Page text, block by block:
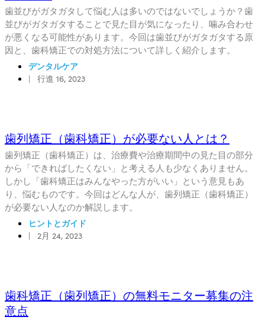
歯並びがガタガタして悩む人は多いのではないでしょうか？歯
並びがガタガタすることで見た目が気になったり、噛み合わせ
が悪くなる可能性があります。今回は歯並びがガタガタする原
因と、歯科矯正での対処方法について詳しく紹介します。
デンタルケア
|
行進 16, 2023
歯列矯正（歯科矯正）が必要ない人とは？
歯列矯正（歯科矯正）は、治療費や治療期間中の見た目の部分
から「できればしたくない」と考える人も少なくありません。
しかし「歯科矯正はみんなやった方がいい」という意見もあ
り、悩むものです。今回はどんな人が、歯列矯正（歯科矯正）
が必要ない人なのか解説します。
ヒントとガイド
|
2月 24, 2023
歯科矯正（歯列矯正）の無料モニター募集の注
意点